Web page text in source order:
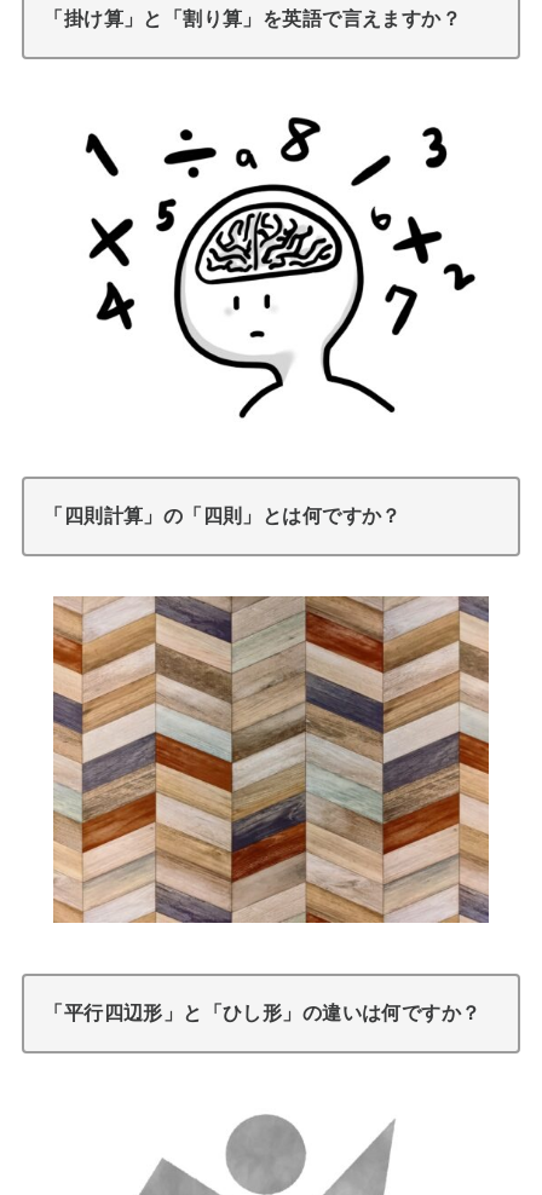
「掛け算」と「割り算」を英語で言えますか？
「四則計算」の「四則」とは何ですか？
「平行四辺形」と「ひし形」の違いは何ですか？